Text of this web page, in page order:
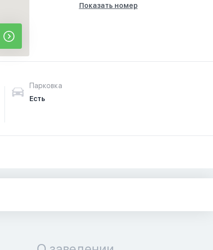
Показать номер
Парковка
Есть